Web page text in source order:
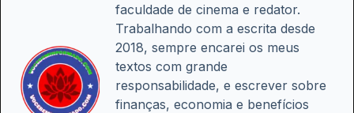
faculdade de cinema e redator.
Trabalhando com a escrita desde
2018, sempre encarei os meus
textos com grande
responsabilidade, e escrever sobre
finanças, economia e benefícios